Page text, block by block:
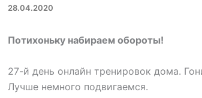
28.04.2020
Потихоньку набираем обороты!
27-й день онлайн тренировок дома.
Лучше немного подвигаемся.